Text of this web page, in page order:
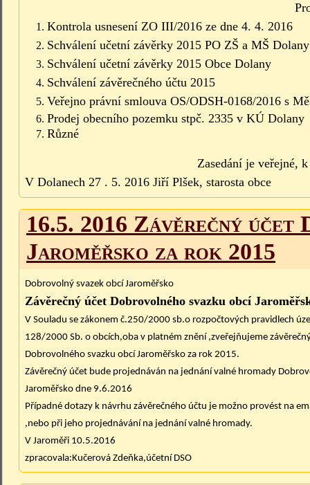
Kontrola usnesení ZO III/2016 ze dne 4. 4. 2016
Schválení učetní závěrky 2015 PO ZŠ a MŠ Dolany
Schválení učetní závěrky 2015 Obce Dolany
Schválení závěrečného účtu 2015
Veřejno právní smlouva OS/ODSH-0168/2016 s
Prodej obecního pozemku stpč. 2335 v KÚ Dolany
Různé
Zasedání je veřejné,
V Dolanech 27 . 5. 2016 Jiří Plšek, starosta obce
16.5. 2016 Závěrečný účet
Jaroměřsko za rok 2015
Dobrovolný svazek obcí Jaroměřsko
Závěrečný účet Dobrovolného svazku obcí
V Souladu se zákonem č.250/2000 sb.o rozpočtových pravidlech
128/2000 Sb. o obcích,oba v platném znění ,zveřejňujeme
Dobrovolného svazku obcí Jaroměřsko za rok 2015.
Závěrečný účet bude projednáván na jednání valné hromady
Jaroměřsko dne 9.6.2016
Případné dotazy k návrhu závěrečného účtu je možno provést na
,nebo při jeho projednávání na jednání valné hromady.
V Jaroměři 10.5.2016
zpracovala:Kučerová Zdeňka,účetní DSO